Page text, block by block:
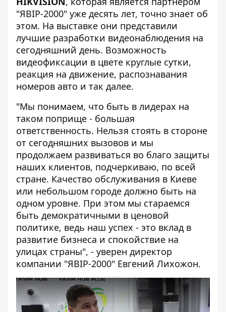
"ЯВІР-2000" уже десять лет, точно знает об
этом. На выставке они представили
лучшие разработки видеонаблюдения на
сегодняшний день. Возможность
видеофиксации в цвете круглые сутки,
реакция на движение, распознавания
номеров авто и так далее.
"Мы понимаем, что быть в лидерах на
таком поприще - большая
ответственность. Нельзя стоять в стороне
от сегодняшних вызовов и мы
продолжаем развиваться во благо защиты
наших клиентов, подчеркиваю, по всей
стране. Качество обслуживания в Киеве
или небольшом городе должно быть на
одном уровне. При этом мы стараемся
быть демократичными в ценовой
политике, ведь наш успех - это вклад в
развитие бизнеса и спокойствие на
улицах страны", - уверен директор
компании "ЯВІР-2000" Евгений Лихожон.